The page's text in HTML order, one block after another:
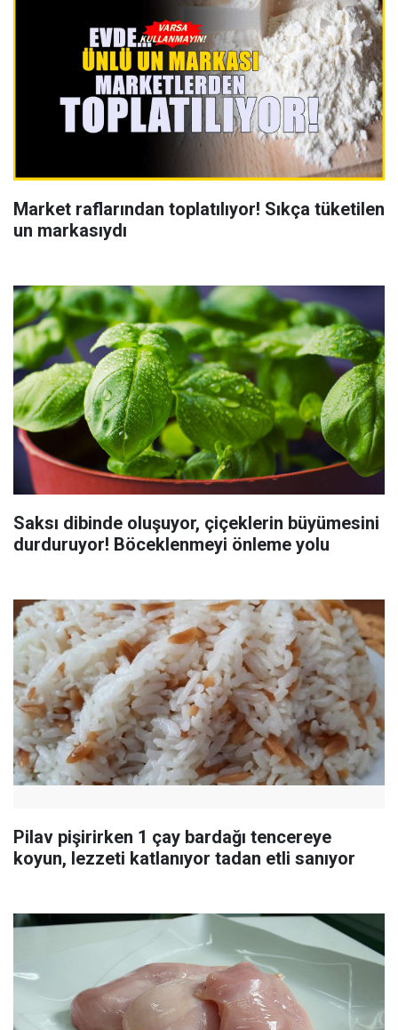
Market raflarından toplatılıyor! Sıkça tüketilen
un markasıydı
Saksı dibinde oluşuyor, çiçeklerin büyümesini
durduruyor! Böceklenmeyi önleme yolu
Pilav pişirirken 1 çay bardağı tencereye
koyun, lezzeti katlanıyor tadan etli sanıyor